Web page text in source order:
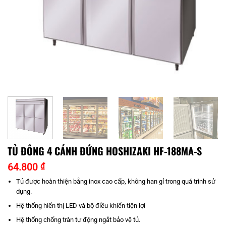
TỦ ĐÔNG 4 CÁNH ĐỨNG HOSHIZAKI HF-188MA-S
64.800 ₫
Tủ được hoàn thiện bằng inox cao cấp, không han gỉ trong quá trình sử
dụng.
Hệ thống hiển thị LED và bộ điều khiển tiện lợi
Hệ thống chống tràn tự động ngắt bảo vệ tủ.